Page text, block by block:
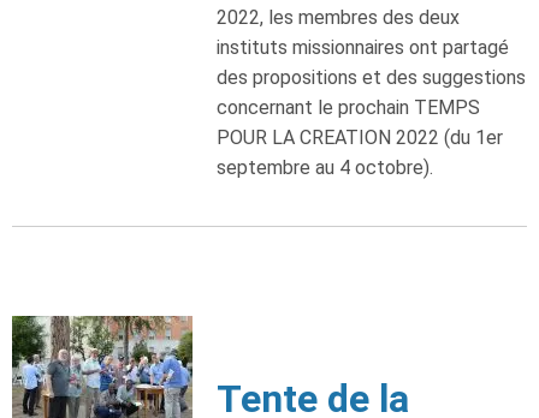
2022, les membres des deux
instituts missionnaires ont partagé
des propositions et des suggestions
concernant le prochain TEMPS
POUR LA CREATION 2022 (du 1er
septembre au 4 octobre).
Tente de la